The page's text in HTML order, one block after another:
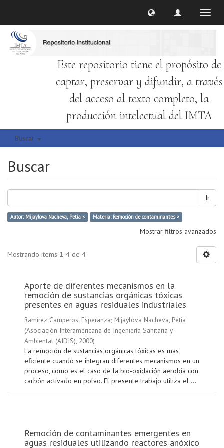
Este repositorio tiene el propósito de
captar, preservar y difundir, a través
del acceso al texto completo, la
producción intelectual del IMTA
Buscar
Buscar
Ir
Autor: Mijaylova Nacheva, Petia × Materia: Remoción de contaminantes ×
Mostrar filtros avanzados
Mostrando ítems 1-4 de 4
Aporte de diferentes mecanismos en la
remoción de sustancias orgánicas tóxicas
presentes en aguas residuales industriales
Ramírez Camperos, Esperanza; Mijaylova Nacheva, Petia
(Asociación Interamericana de Ingeniería Sanitaria y
Ambiental (AIDIS), 2000)
La remoción de sustancias orgánicas tóxicas es mas
eficiente cuando se integran diferentes mecanismos en un
proceso, como es el caso de la bio-oxidación aerobia con
carbón activado en polvo. El presente trabajo utiliza el ...
Remoción de contaminantes emergentes en
aguas residuales utilizando reactores anóxico